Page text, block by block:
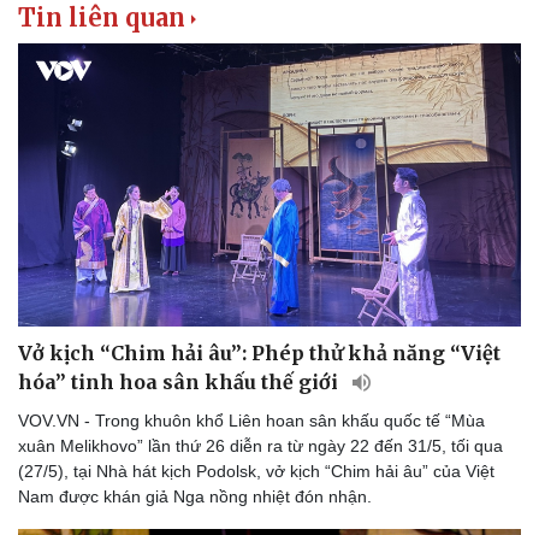
Sức khỏe
Dinh dưỡng - món ngon
Cây thuốc
Sản phụ khoa
Nhi khoa
Nam khoa
Làm đẹp - giảm cân
Phòng mạch online
Ăn sạch sống khỏe
Đời sống
Nhà đẹp
Blog
Tình yêu - Gia đình
Tin liên quan
Vở kịch “Chim hải âu”: Phép thử khả năng “Việt
hóa” tinh hoa sân khấu thế giới
VOV.VN - Trong khuôn khổ Liên hoan sân khấu quốc tế “Mùa
xuân Melikhovo” lần thứ 26 diễn ra từ ngày 22 đến 31/5, tối qua
(27/5), tại Nhà hát kịch Podolsk, vở kịch “Chim hải âu” của Việt
Nam được khán giả Nga nồng nhiệt đón nhận.